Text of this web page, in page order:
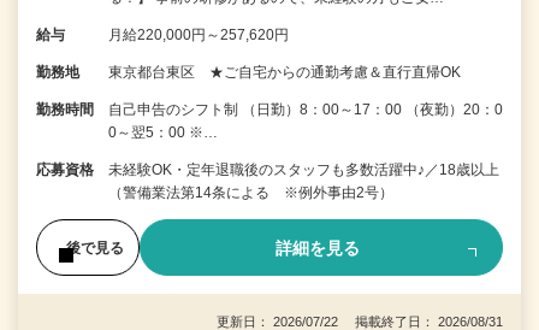
給与 月給220,000円～257,620円
勤務地 東京都台東区 ★ご自宅からの通勤考慮＆直行直帰OK
勤務時間
自己申告のシフト制 （日勤）8：00～17：00 （夜勤）20：0
0～翌5：00 ※…
応募資格
未経験OK・定年退職後のスタッフも多数活躍中♪／18歳以上
（警備業法第14条による ※例外事由2号）
後で見る 詳細を見る
更新日： 2026/07/22 掲載終了日： 2026/08/31